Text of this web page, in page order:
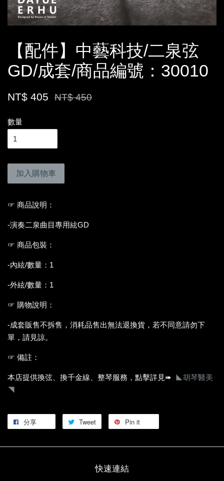
【配件】中藝科技/二泉弦
GD/成套/商品編號：30010
NT$ 405 NT$ 450
數量
加入購物車
☞ 商品說明：
-演奏二泉曲目專用絃GD
☞ 商品包裝：
-內絃/數量：1
-外絃/數量：1
☞ 購物說明：
-成套販售不拆售，消耗品售出無法退換貨，若不同意請勿下
單，請見諒。
☞ 備註：
本店提供換弦、換千金線、整琴服務，點擊詳見➠ ◣胡琴醫美
◥
分享 Tweet Pin it
快速連結